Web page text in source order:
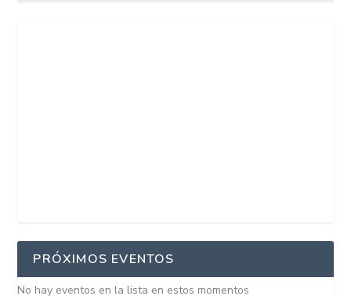
PRÓXIMOS EVENTOS
No hay eventos en la lista en estos momentos